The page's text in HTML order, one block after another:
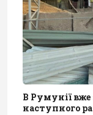
В Румунії
наступного